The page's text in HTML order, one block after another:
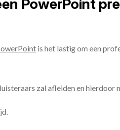
PowerPoint
is het lastig om een
zal afleiden en hierdoor